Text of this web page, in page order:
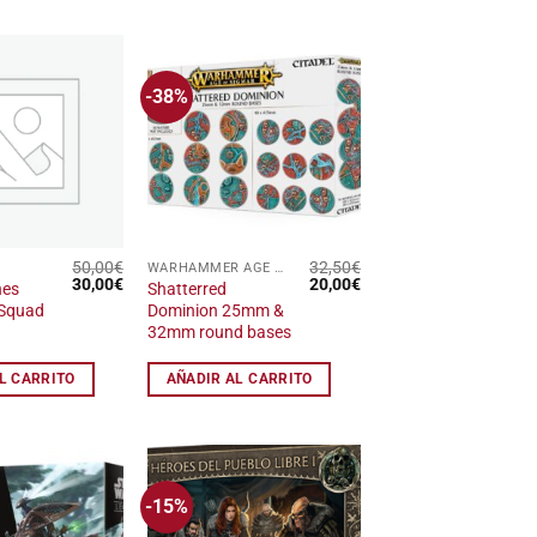
Añadir
50,00€
El
30,00€El
precio
actual
CARRITO
-38%
Añadir
a la
lista
de
deseos
WARHAMMER AGE OF SIGMAR
Shatterred
Dominion 25mm &
32mm round bases
32,50€
El
20,00€El
AÑADIR AL CARRITO
Añadir
a la
-15%
Añadir
a la